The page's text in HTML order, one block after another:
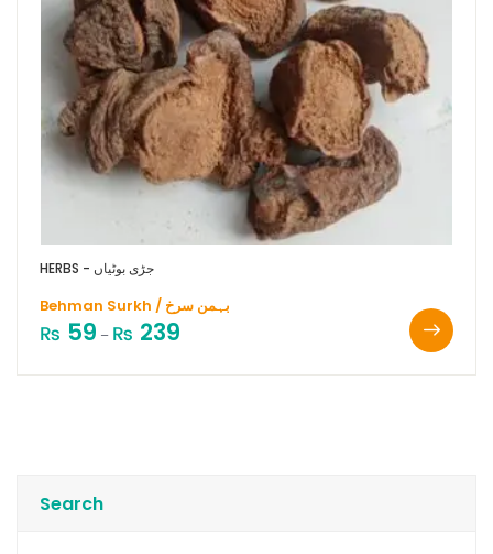
HERBS - جڑی بوٹیاں
Behman Surkh / بہمن سرخ
₨ 59 – ₨ 239
Search